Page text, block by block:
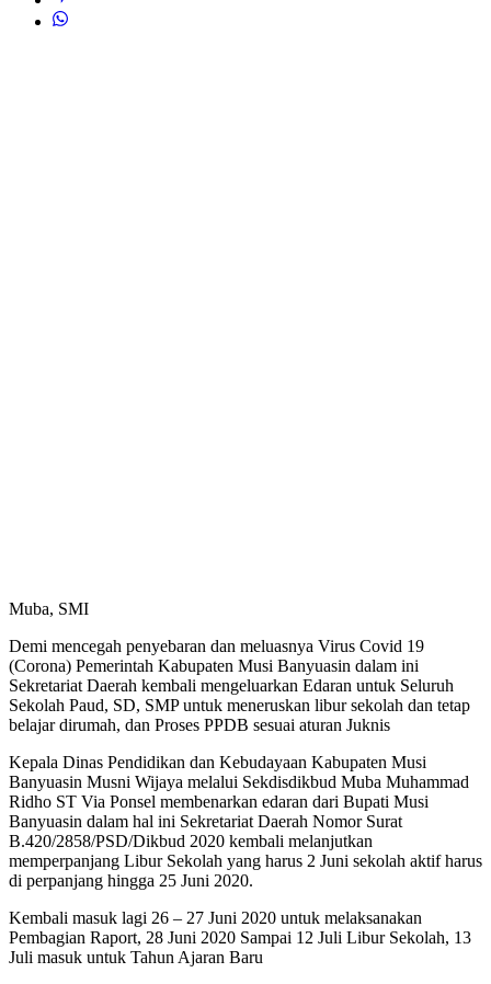
Muba, SMI
Demi mencegah penyebaran dan meluasnya Virus Covid 19
(Corona) Pemerintah Kabupaten Musi Banyuasin dalam ini
Sekretariat Daerah kembali mengeluarkan Edaran untuk Seluruh
Sekolah Paud, SD, SMP untuk meneruskan libur sekolah dan tetap
belajar dirumah, dan Proses PPDB sesuai aturan Juknis
Kepala Dinas Pendidikan dan Kebudayaan Kabupaten Musi
Banyuasin Musni Wijaya melalui Sekdisdikbud Muba Muhammad
Ridho ST Via Ponsel membenarkan edaran dari Bupati Musi
Banyuasin dalam hal ini Sekretariat Daerah Nomor Surat
B.420/2858/PSD/Dikbud 2020 kembali melanjutkan
memperpanjang Libur Sekolah yang harus 2 Juni sekolah aktif harus
di perpanjang hingga 25 Juni 2020.
Kembali masuk lagi 26 – 27 Juni 2020 untuk melaksanakan
Pembagian Raport, 28 Juni 2020 Sampai 12 Juli Libur Sekolah, 13
Juli masuk untuk Tahun Ajaran Baru